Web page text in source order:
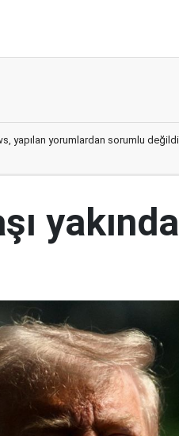
yorumlardan sorumlu